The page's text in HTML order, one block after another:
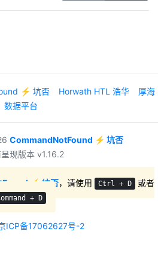
⚡️ 坑否 Horwath HTL 浩华
厚海
数据平台
CommandNotFound ⚡️ 坑否
呈现版本 v1.16.2
⚡️ 坑否，请使用 Ctrl + D 或者
+ D
ICP备17062627号-2